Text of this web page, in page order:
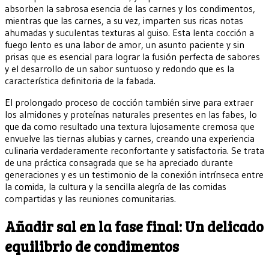
absorben la sabrosa esencia de las carnes y los condimentos,
mientras que las carnes, a su vez, imparten sus ricas notas
ahumadas y suculentas texturas al guiso. Esta lenta cocción a
fuego lento es una labor de amor, un asunto paciente y sin
prisas que es esencial para lograr la fusión perfecta de sabores
y el desarrollo de un sabor suntuoso y redondo que es la
característica definitoria de la fabada.
El prolongado proceso de cocción también sirve para extraer
los almidones y proteínas naturales presentes en las fabes, lo
que da como resultado una textura lujosamente cremosa que
envuelve las tiernas alubias y carnes, creando una experiencia
culinaria verdaderamente reconfortante y satisfactoria. Se trata
de una práctica consagrada que se ha apreciado durante
generaciones y es un testimonio de la conexión intrínseca entre
la comida, la cultura y la sencilla alegría de las comidas
compartidas y las reuniones comunitarias.
Añadir sal en la fase final: Un delicado
equilibrio de condimentos